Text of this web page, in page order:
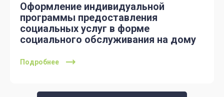
Оформление индивидуальной
программы предоставления
социальных услуг в форме
социального обслуживания на дому
Подробнее